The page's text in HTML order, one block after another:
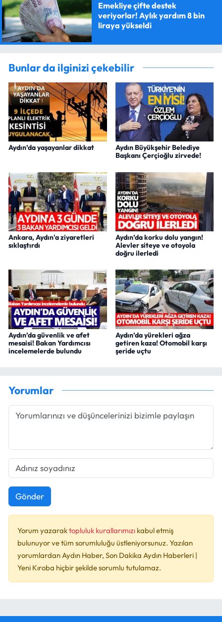
Emekliye çifte destek
veriyorlar! Aylık yardım 8 bin
liraya yükseldi
Bunlar da ilginizi çekebilir
Aydın’da yaşayanlar dikkat
Aydın Büyükşehir Belediye
Başkanı Çerçioğlu zirvede!
Ankara, Aydın'a ziyaretleri
sıklaştırdı
Aydın’da korku dolu yangın!
Alevler siteye ve otoyola
doğru ilerledi
Aydın’da güvenlik ve afet
mesaisi! Bakan Yardımcısı
incelemelerde bulundu
Aydın’da yürekleri ağza
getiren kaza! Otomobil karşı
şeride uçtu
Yorumlar
Gönder
Yorum yazaraktopluluk kurallarımızı kabul etmiş
bulunuyor ve tüm sorumluluğu üstleniyorsunuz. Yazılan
yorumlardan Aydın Haber, Son Dakika Aydın Haberleri |
Yeni Kıroba hiçbir şekilde sorumlu tutulamaz.